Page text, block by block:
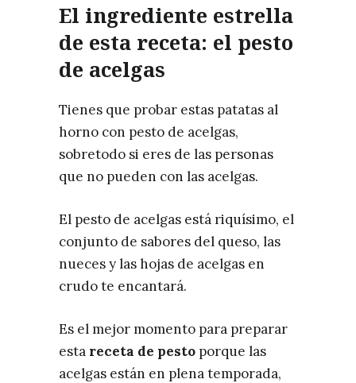
El ingrediente estrella
de esta receta: el pesto
de acelgas
Tienes que probar estas patatas al
horno con pesto de acelgas,
sobretodo si eres de las personas
que no pueden con las acelgas.
El pesto de acelgas está riquísimo, el
conjunto de sabores del queso, las
nueces y las hojas de acelgas en
crudo te encantará.
Es el mejor momento para preparar
esta receta de pesto porque las
acelgas están en plena temporada,